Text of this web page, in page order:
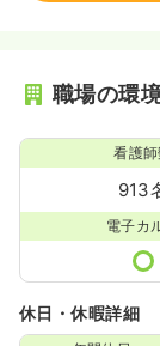
職場の環
看護
913
電子カ
休日・休暇詳細